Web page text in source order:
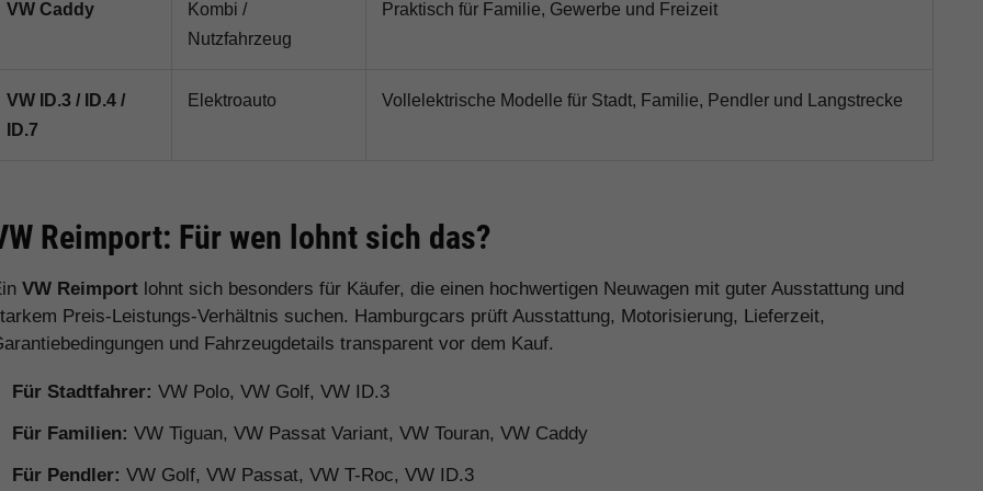
VW Caddy
Kombi /
Nutzfahrzeug
Praktisch für Familie, Gewerbe und Freizeit
VW ID.3 / ID.4 /
ID.7
Elektroauto Vollelektrische Modelle für Stadt, Familie, Pendler und Langstrecke
Reimport: Für wen lohnt sich das?
VW Reimport lohnt sich besonders für Käufer, die einen hochwertigen Neuwagen mit guter Ausstattung und
Preis-Leistungs-Verhältnis suchen. Hamburgcars prüft Ausstattung, Motorisierung, Lieferzeit,
und Fahrzeugdetails transparent vor dem Kauf.
Für Stadtfahrer: VW Polo, VW Golf, VW ID.3
Für Familien: VW Tiguan, VW Passat Variant, VW Touran, VW Caddy
Für Pendler: VW Golf, VW Passat, VW T-Roc, VW ID.3